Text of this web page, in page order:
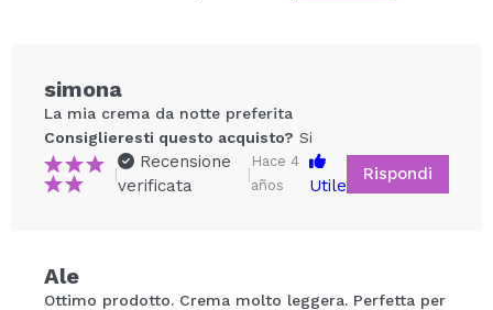
Condividi un video o una foto
simona
La mia crema da notte preferita
Consiglieresti questo acquisto? Si
|
Recensione
verificata
|
Hace 4
años
Utile
Rispondi
Ale
Ottimo prodotto. Crema molto leggera. Perfetta per